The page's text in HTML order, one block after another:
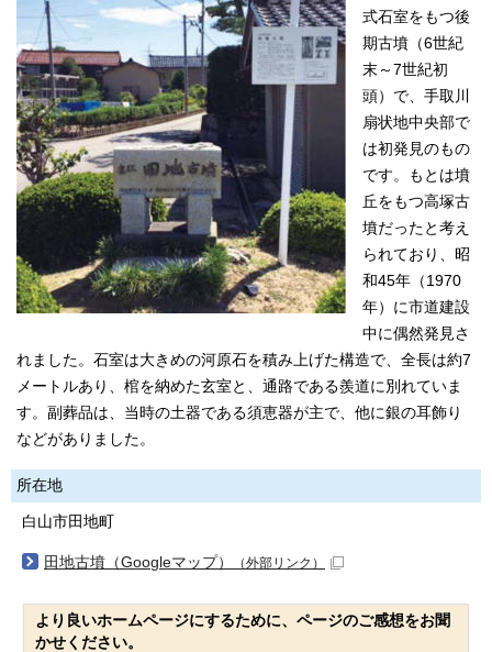
式石室をもつ後
期古墳（6世紀
末～7世紀初
頭）で、手取川
扇状地中央部で
は初発見のもの
です。もとは墳
丘をもつ高塚古
墳だったと考え
られており、昭
和45年（1970
年）に市道建設
中に偶然発見さ
れました。石室は大きめの河原石を積み上げた構造で、全長は約7
メートルあり、棺を納めた玄室と、通路である羨道に別れていま
す。副葬品は、当時の土器である須恵器が主で、他に銀の耳飾り
などがありました。
所在地
白山市田地町
田地古墳（Googleマップ） （外部リンク）
より良いホームページにするために、ページのご感想をお聞
かせください。